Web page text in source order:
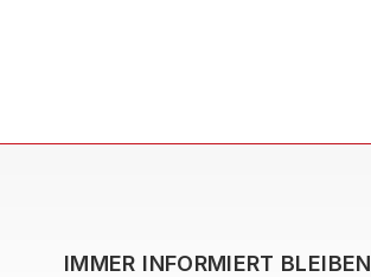
IMMER INFORMIERT BLEIBEN